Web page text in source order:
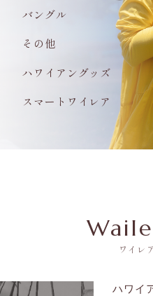
バングル
その他
ハワイアングッズ
スマートワイレア
ワイレ
ハワイ